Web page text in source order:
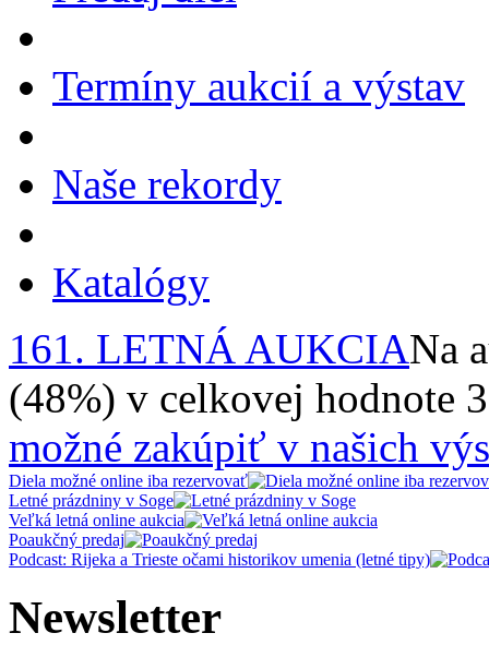
Termíny aukcií a výstav
Naše rekordy
Katalógy
161. LETNÁ AUKCIANa
(48%) v celkovej hodnote
možné zakúpiť v našich
Diela možné online iba rezervovať
Letné prázdniny v Soge
Veľká letná online aukcia
Poaukčný predaj
Podcast: Rijeka a Trieste očami historikov umenia (letné tipy)
Newsletter